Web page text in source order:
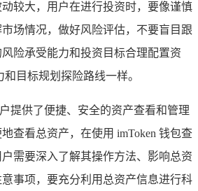
较大，用户在进行投资时，要像谨慎
场情况，做好风险评估，不要盲目跟
险承受能力和投资目标合理配置资
目标规划探险路线一样。
提供了便捷、安全的资产查看和管理
查看总资产，在使用 imToken 钱包查
需要深入了解其操作方法、影响总资
事项，要充分利用总资产信息进行科